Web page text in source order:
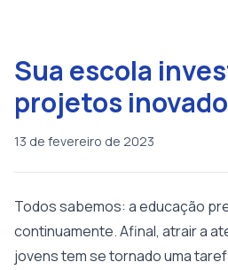
Sua escola
projetos
13 de fevereiro de 2023
Todos sabemos: a educação
continuamente. Afinal, atrair a
jovens tem se tornado uma